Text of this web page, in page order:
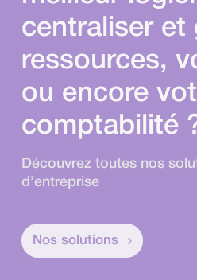
centraliser et
ressources,
ou encore
comptabilité
Découvrez toutes nos
d’entreprise
Nos solutions